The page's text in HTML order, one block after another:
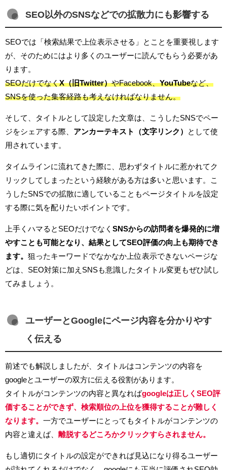
SEO以外のSNSなどでの拡散力にも影響する
SEOでは「検索結果で上位表示させる」とことを重要視します
が、そのためにはより多くのユーザーに読んでもらう必要があ
ります。
SEOだけでなくX（旧Twitter）やFacebook、YouTubeなど、
SNSを使った集客経路も考えなければなりません。
そして、タイトルとして設定した文章は、こうしたSNSでペー
ジをシェアする際、 アンカーテキスト（文字リンク）
として使
用されています。
タイムラインに流れてきた際に、思わずタイトルに惹かれてク
リックしてしまったという経験がある方は多いと思います。こ
うしたSNSでの拡散に適していることもページタイトルを設定
する際に気を配りたいポイントです。
上手くハマるとSEOだけでなく SNSからの訪問者を爆発的に増
やすことも可能となり、結果としてSEO評価の向上も期待でき
ます。 狙ったキーワードでなかなか上位表示できないページな
どは、SEO対策に加えSNSも意識したタイトル変更もぜひ試し
てみましょう。
ユーザーとGoogleにページ内容を分かりやす
く伝える
前述でも解説しましたが、タイトルはコンテンツの内容を
googleとユーザーの双方に伝える役割があります。
タイトルがコンテンツの内容と異なればgoogleは正しくSEO評
価することができず、検索順位の上位を獲得することが難しく
なります。 一方でユーザーにとってもタイトルがコンテンツの
内容と違えば、 離脱するどころかクリックすらされません。
もし適切にタイトルの設定ができれば見込になり得るユーザー